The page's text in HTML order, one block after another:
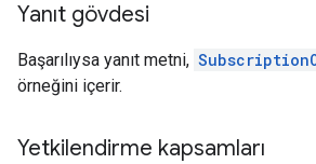
Yanıt gövdesi
Başarılıysa yanıt metni,
örneğini içerir.
Yetkilendirme kapsamları